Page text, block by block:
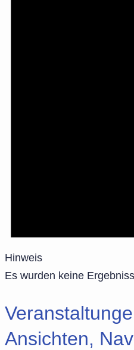
Hinweis
Es wurden keine
Ansichten,